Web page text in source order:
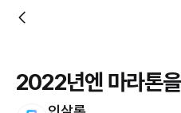
2022년엔 마라톤